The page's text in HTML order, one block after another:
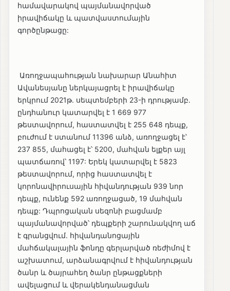
համավարակով պայմանավորված
իրավիճակը և պատվաստումային
գործընթացը:
Առողջապահության նախարար Անահիտ
Ավանեսյանը ներկայացրել է իրավիճակը
երկրում 2021թ. սեպտեմբերի 23-ի դրությամբ.
ընդհանուր կատարվել է 1 669 977
թեստավորում, հաստատվել է 255 648 դեպք,
բուժում է ստանում 11396 անձ, առողջացել է՝
237 855, մահացել է՝ 5200, մահվան ելքեր այլ
պատճառով՝ 1197: Երեկ կատարվել է 5823
թեստավորում, որից հաստատվել է
կորոնավիրուսային հիվանդության 939 նոր
դեպք, ունենք 592 առողջացած, 19 մահվան
դեպք: Դպրոցական սեզոնի բացմամբ
պայմանավորված՝ դեպքերի շարունակվող աճ
է գրանցվում. հիվանդանոցային
մահճակալային ֆոնդը գերլարված ռեժիմով է
աշխատում, արձանագրվում է հիվանդության
ծանր և ծայրահեղ ծանր ընթացքների
ավելացում և վերակենդանացման